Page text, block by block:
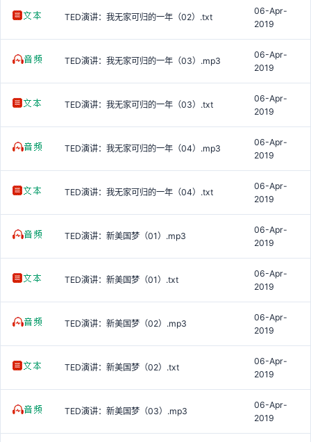
TED演讲：我无家可归的一年（02）.txt
06-Apr-
2019
TED演讲：我无家可归的一年（03）.mp3
06-Apr-
2019
TED演讲：我无家可归的一年（03）.txt
06-Apr-
2019
TED演讲：我无家可归的一年（04）.mp3
06-Apr-
2019
TED演讲：我无家可归的一年（04）.txt
06-Apr-
2019
TED演讲：新美国梦（01）.mp3
06-Apr-
2019
TED演讲：新美国梦（01）.txt
06-Apr-
2019
TED演讲：新美国梦（02）.mp3
06-Apr-
2019
TED演讲：新美国梦（02）.txt
06-Apr-
2019
TED演讲：新美国梦（03）.mp3
06-Apr-
2019